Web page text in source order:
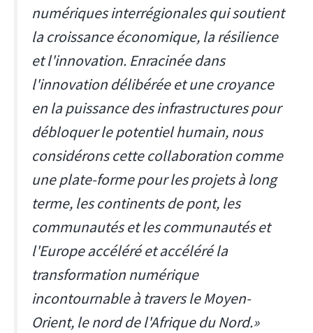
numériques interrégionales qui soutient
la croissance économique, la résilience
et l'innovation. Enracinée dans
l'innovation délibérée et une croyance
en la puissance des infrastructures pour
débloquer le potentiel humain, nous
considérons cette collaboration comme
une plate-forme pour les projets à long
terme, les continents de pont, les
communautés et les communautés et
l'Europe accéléré et accéléré la
transformation numérique
incontournable à travers le Moyen-
Orient, le nord de l'Afrique du Nord.»